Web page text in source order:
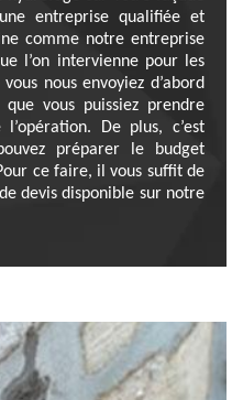
entreprise qualifiée et
comme notre entreprise
l’on intervienne pour les
nous envoyiez d’abord
vous puissiez prendre
De plus, c’est
préparer le budget
ce faire, il vous suffit de
devis disponible sur notre